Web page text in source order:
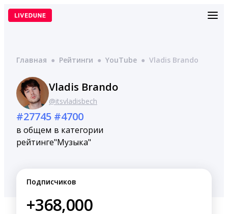
Перейти
Главная ● Рейтинги ● YouTube ● Vladis Brando
Vladis Brando
@itsvladisbech
#27745
в общем
рейтинге
#4700
в категории
"Музыка"
Подписчиков
+368,000